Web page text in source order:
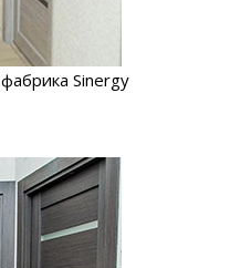
Sinergy